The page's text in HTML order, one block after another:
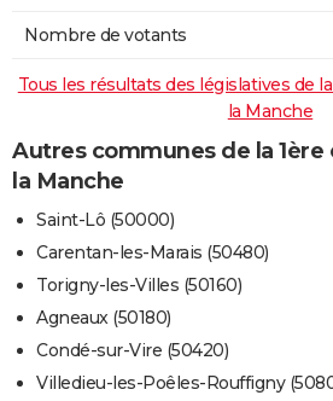
Nombre de votants
Tous les résultats des législatives de
la Manche
Autres communes de la
la Manche
Saint-Lô (50000)
Carentan-les-Marais (50480)
Torigny-les-Villes (50160)
Agneaux (50180)
Condé-sur-Vire (50420)
Villedieu-les-Poêles-Rouffigny